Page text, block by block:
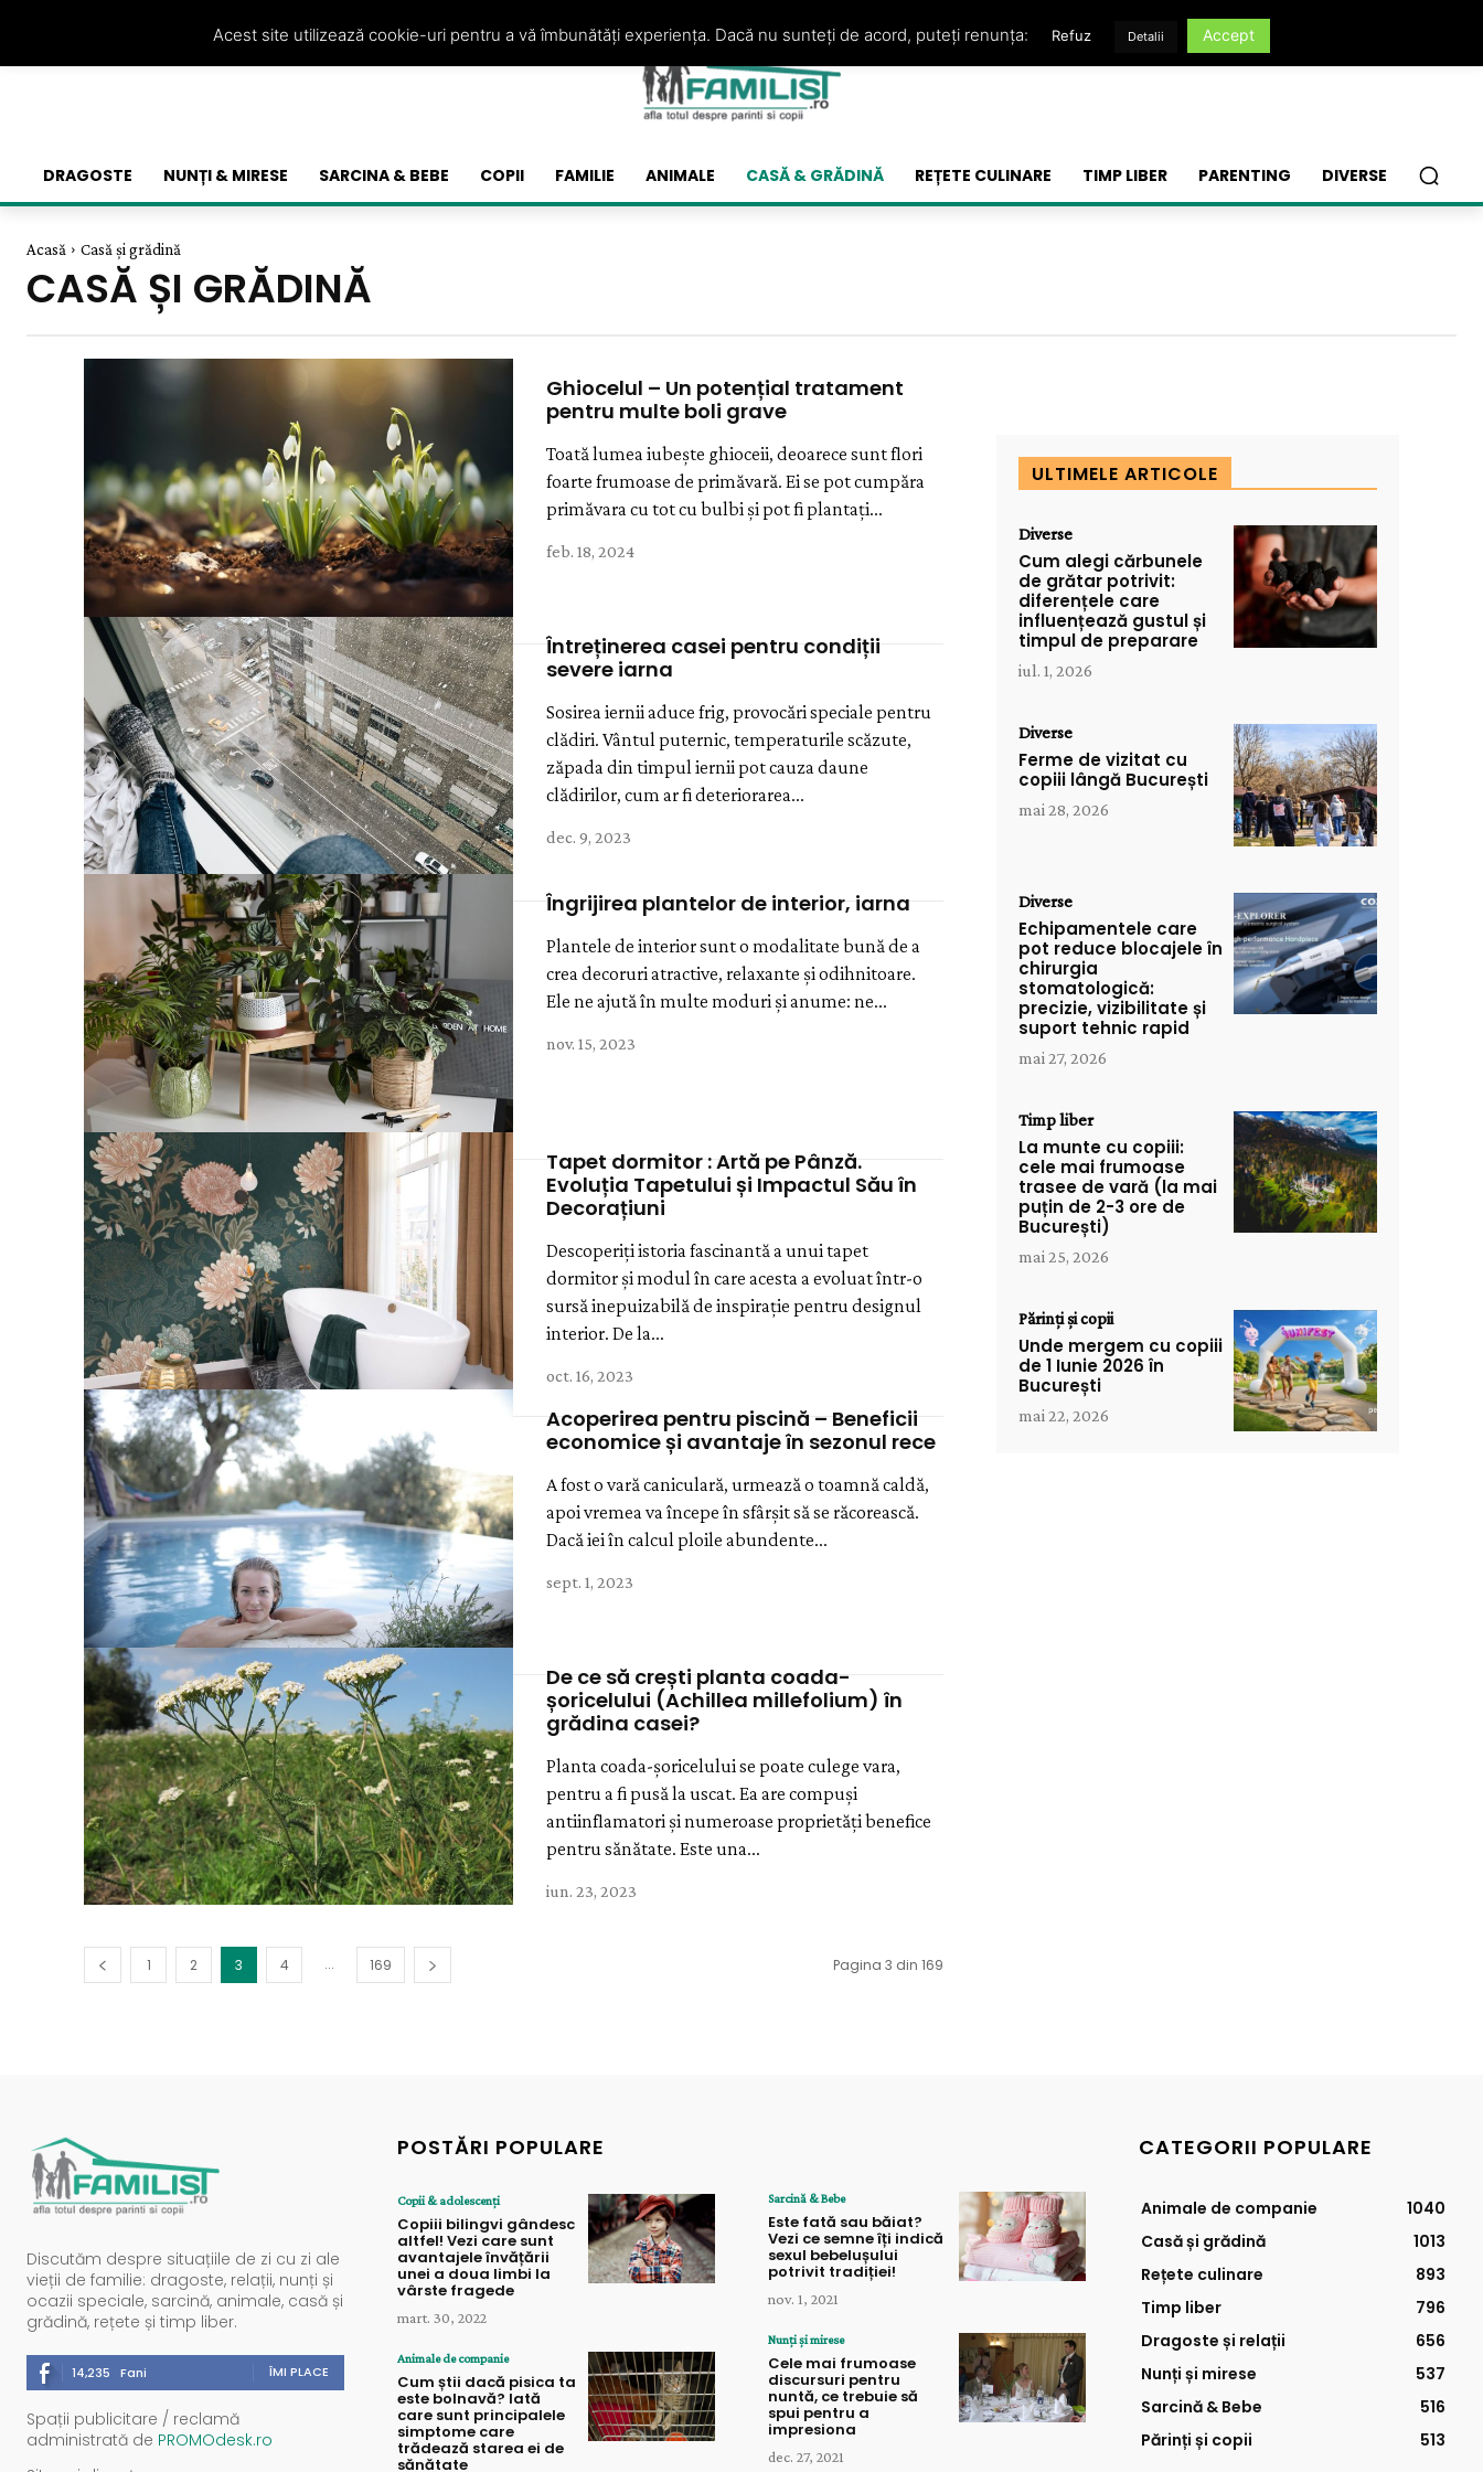
DRAGOSTE NUNȚI & MIRESE SARCINA & BEBE COPII FAMILIE ANIMALE CASĂ & GRĂDINĂ REȚETE CULINARE TIMP LIBER PARENTING DIVERSE
Acasă Casă și grădină
CASĂ ȘI GRĂDINĂ
Ghiocelul – Un potențial tratament
pentru multe boli grave
Toată lumea iubește ghioceii, deoarece sunt flori
foarte frumoase de primăvară. Ei se pot cumpăra
primăvara cu tot cu bulbi și pot fi plantați...
feb. 18, 2024
Întreținerea casei pentru condiții
severe iarna
Sosirea iernii aduce frig, provocări speciale pentru
clădiri. Vântul puternic, temperaturile scăzute,
zăpada din timpul iernii pot cauza daune
clădirilor, cum ar fi deteriorarea...
dec. 9, 2023
Îngrijirea plantelor de interior, iarna
Plantele de interior sunt o modalitate bună de a
crea decoruri atractive, relaxante și odihnitoare.
Ele ne ajută în multe moduri și anume: ne...
nov. 15, 2023
Tapet dormitor : Artă pe Pânză.
Evoluția Tapetului și Impactul Său în
Decorațiuni
Descoperiți istoria fascinantă a unui tapet
dormitor și modul în care acesta a evoluat într-o
sursă inepuizabilă de inspirație pentru designul
interior. De la...
oct. 16, 2023
Acoperirea pentru piscină – Beneficii
economice și avantaje în sezonul rece
A fost o vară caniculară, urmează o toamnă caldă,
apoi vremea va începe în sfârșit să se răcorească.
Dacă iei în calcul ploile abundente...
sept. 1, 2023
De ce să crești planta coada-
șoricelului (Achillea millefolium) în
grădina casei?
Planta coada-șoricelului se poate culege vara,
pentru a fi pusă la uscat. Ea are compuși
antiinflamatori și numeroase proprietăți benefice
pentru sănătate. Este una...
iun. 23, 2023
1 2 3 4 ... 169 Pagina 3 din 169
ULTIMELE ARTICOLE
Diverse
Cum alegi cărbunele
de grătar potrivit:
diferențele care
influențează gustul și
timpul de preparare
iul. 1, 2026
Diverse
Ferme de vizitat cu
copiii lângă București
mai 28, 2026
Diverse
Echipamentele care
pot reduce blocajele în
chirurgia
stomatologică:
precizie, vizibilitate și
suport tehnic rapid
mai 27, 2026
Timp liber
La munte cu copiii:
cele mai frumoase
trasee de vară (la mai
puțin de 2-3 ore de
București)
mai 25, 2026
Părinți și copii
Unde mergem cu copiii
de 1 Iunie 2026 în
București
mai 22, 2026
Discutăm despre situațiile de zi cu zi ale
vieții de familie: dragoste, relații, nunți și
ocazii speciale, sarcină, animale, casă și
grădină, rețete și timp liber.
14,235 Fani ÎMI PLACE
Spații publicitare / reclamă
administrată de PROMOdesk.ro
POSTĂRI POPULARE
Copii & adolescenți
Copiii bilingvi gândesc
altfel! Vezi care sunt
avantajele învățării
unei a doua limbi la
vârste fragede
mart. 30, 2022
Animale de companie
Cum știi dacă pisica ta
este bolnavă? Iată
care sunt principalele
simptome care
trădează starea ei de
sănătate
Sarcină & Bebe
Este fată sau băiat?
Vezi ce semne îți indică
sexul bebelușului
potrivit tradiției!
nov. 1, 2021
Nunți și mirese
Cele mai frumoase
discursuri pentru
nuntă, ce trebuie să
spui pentru a
impresiona
dec. 27, 2021
CATEGORII POPULARE
Animale de companie
1040
Casă și grădină
1013
Rețete culinare
893
Timp liber
796
Dragoste și relații
656
Nunți și mirese
537
Sarcină & Bebe
516
Părinți și copii
513
Acest site utilizează cookie-uri pentru a vă îmbunătăți experiența. Dacă nu sunteți de acord, puteți renunța: Refuz Detalii Accept